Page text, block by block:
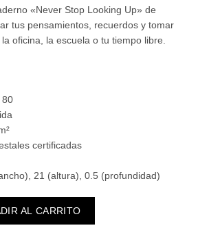
«Never Stop Looking Up» de
tus pensamientos, recuerdos y tomar
oficina, la escuela o tu tiempo libre.
80
certificadas
21 (altura), 0.5 (profundidad)
de LEGAMI cantidad
AL CARRITO